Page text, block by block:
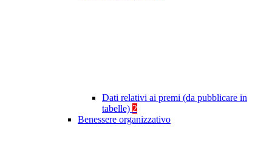
Dati relativi ai premi (da pubblicare in
tabelle) 2
Benessere organizzativo